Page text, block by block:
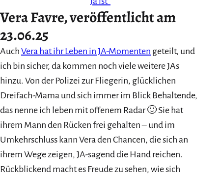
Vera Favre, veröffentlicht am
23.06.25
Auch Vera hat ihr Leben in JA-Momenten geteilt, und
ich bin sicher, da kommen noch viele weitere JAs
hinzu. Von der Polizei zur Fliegerin, glücklichen
Dreifach-Mama und sich immer im Blick Behaltende,
das nenne ich leben mit offenem Radar 🙂 Sie hat
ihrem Mann den Rücken frei gehalten – und im
Umkehrschluss kann Vera den Chancen, die sich an
ihrem Wege zeigen, JA-sagend die Hand reichen.
Rückblickend macht es Freude zu sehen, wie sich